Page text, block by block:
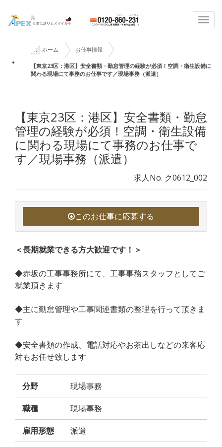
ホーム お仕事情報
【東京23区：港区】安全書類・勤怠管理の経験が必須！空調・衛生設備に
関わる現場にて事務のお仕事です／現場事務（派遣）
【東京23区：港区】安全書類・勤怠
管理の経験が必須！空調・衛生設備
に関わる現場にて事務のお仕事で
す／現場事務（派遣）
求人No. ク0612_002
このお仕事に応募する
＜長期就業できる方大歓迎です！＞
◆赤坂の工事事務所にて、工事事務スタッフとしてご
就業頂きます
◆主に勤怠管理や工事関連書類の整理を行って頂きま
す
◆安全書類の作成、電話対応やお茶出しなどの来客応
対もお任せ致します
分野 現場事務
職種 現場事務
雇用形態 派遣